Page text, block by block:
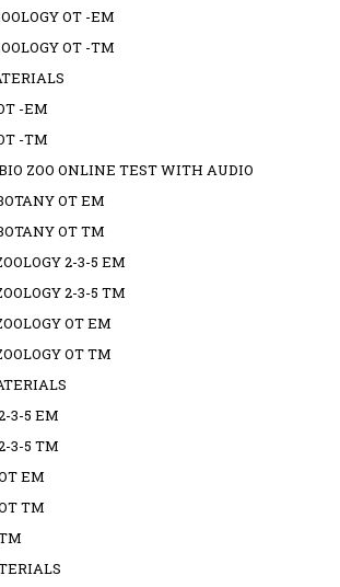
OT -EM
OT -TM
-EM
-TM
ZOO ONLINE TEST WITH AUDIO
OT EM
OT TM
2-3-5 EM
2-3-5 TM
OT EM
OT TM
3-5 EM
3-5 TM
EM
TM